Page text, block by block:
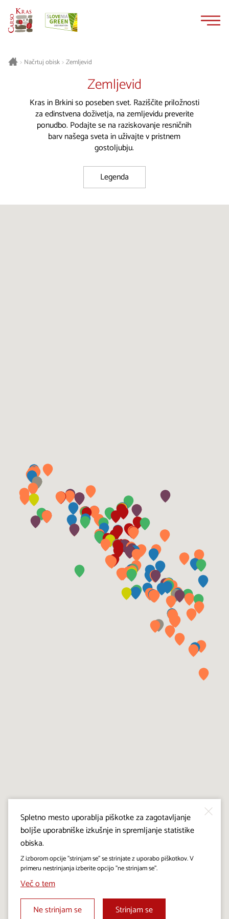
> Načrtuj obisk> Zemljevid
Zemljevid
Kras in Brkini so poseben svet. Raziščite priložnosti
za edinstvena doživetja, na zemljevidu preverite
ponudbo. Podajte se na raziskovanje resničnih
barv našega sveta in uživajte v pristnem
gostoljubju.
Legenda
Spletno mesto uporablja piškotke za zagotavljanje
boljše uporabniške izkušnje in spremljanje statistike
obiska.
Z izborom opcije "strinjam se" se strinjate z uporabo piškotkov. V
primeru nestrinjanja izberite opcijo "ne strinjam se".
Več o tem
Ne strinjam se
Strinjam se